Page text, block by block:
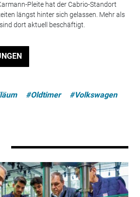
Pleite hat der Cabrio-Standort
längst hinter sich gelassen. Mehr als
dort aktuell beschäftigt.
#Oldtimer
#Volkswagen